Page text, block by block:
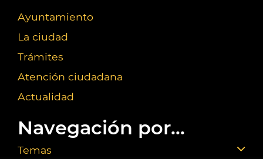
Ayuntamiento
La ciudad
Trámites
Atención ciudadana
Actualidad
Navegación por...
Temas